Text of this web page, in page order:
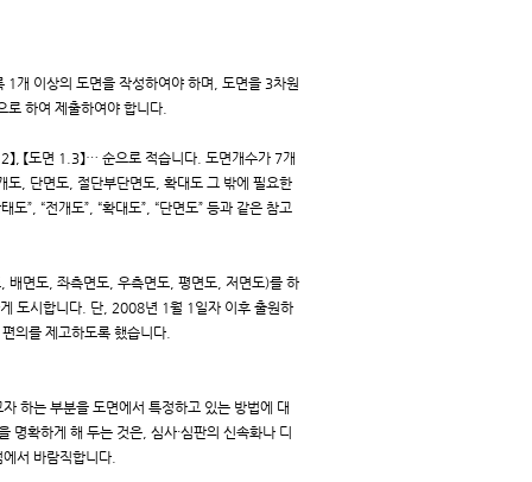
개 이상의 도면을 작성하여야 하며, 도면을 3차원
하여 제출하여야 합니다.
, 【도면 1.3】… 순으로 적습니다. 도면개수가 7개
도, 단면도, 절단부단면도, 확대도 그 밖에 필요한
도”, “전개도”, “확대도”, “단면도” 등과 같은 참고
배면도, 좌측면도, 우측면도, 평면도, 저면도)를 하
도시합니다. 단, 2008년 1월 1일자 이후 출원하
의를 제고하도록 했습니다.
하는 부분을 도면에서 특정하고 있는 방법에 대
명확하게 해 두는 것은, 심사·심판의 신속화나 디
서 바람직합니다.